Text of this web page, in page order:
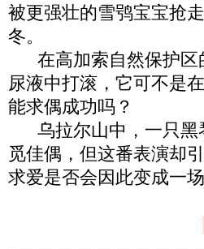
被更强壮的雪鸮宝宝抢
冬。
在高加索自然保护区
尿液中打滚，它可不是
能求偶成功吗？
乌拉尔山中，一只黑
觅佳偶，但这番表演却
求爱是否会因此变成一